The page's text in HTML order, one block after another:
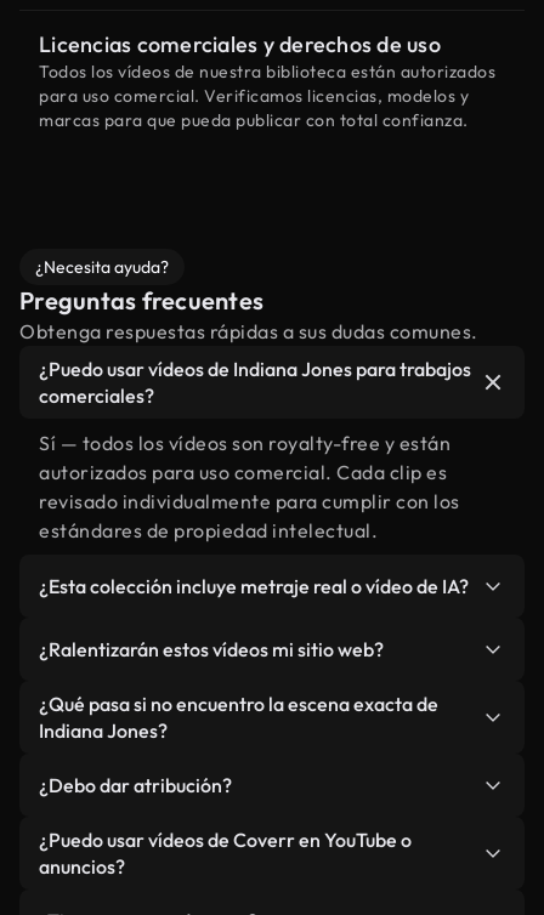
Licencias comerciales y derechos de uso
Todos los vídeos de nuestra biblioteca están autorizados
para uso comercial. Verificamos licencias, modelos y
marcas para que pueda publicar con total confianza.
¿Necesita ayuda?
Preguntas frecuentes
Obtenga respuestas rápidas a sus dudas comunes.
¿Puedo usar vídeos de Indiana Jones para trabajos
comerciales?
Sí — todos los vídeos son royalty-free y están
autorizados para uso comercial. Cada clip es
revisado individualmente para cumplir con los
estándares de propiedad intelectual.
¿Esta colección incluye metraje real o vídeo de IA?
relacionado con Indiana Jones y vídeos generados
por IA. Todo está claramente etiquetado.
¿Ralentizarán estos vídeos mi sitio web?
No si selecciona nuestras versiones optimizadas
para web, diseñadas específicamente para uso de
métricas como LCP.
¿Qué pasa si no encuentro la escena exacta de
Indiana Jones?
Studio. Describe la escena, como "Indiana Jones al
atardecer", y la IA la generará en segundos
conforme a nuestros estándares.
¿Debo dar atribución?
No es necesario. Todos los vídeos en nuestra
biblioteca son royalty-free, aunque siempre se
¿Puedo usar vídeos de Coverr en YouTube o
anuncios?